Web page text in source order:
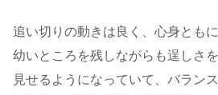
追い切りの動きは良く、心身ともに
幼いところを残しながらも逞しさを
見せるようになっていて、バランス